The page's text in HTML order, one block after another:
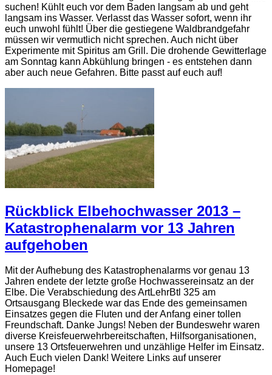
suchen! Kühlt euch vor dem Baden langsam ab und geht
langsam ins Wasser. Verlasst das Wasser sofort, wenn ihr
euch unwohl fühlt! Über die gestiegene Waldbrandgefahr
müssen wir vermutlich nicht sprechen. Auch nicht über
Experimente mit Spiritus am Grill. Die drohende Gewitterlage
am Sonntag kann Abkühlung bringen - es entstehen dann
aber auch neue Gefahren. Bitte passt auf euch auf!
Rückblick Elbehochwasser 2013 –
Katastrophenalarm vor 13 Jahren
aufgehoben
Mit der Aufhebung des Katastrophenalarms vor genau 13
Jahren endete der letzte große Hochwassereinsatz an der
Elbe. Die Verabschiedung des ArtLehrBtl 325 am
Ortsausgang Bleckede war das Ende des gemeinsamen
Einsatzes gegen die Fluten und der Anfang einer tollen
Freundschaft. Danke Jungs! Neben der Bundeswehr waren
diverse Kreisfeuerwehrbereitschaften, Hilfsorganisationen,
unsere 13 Ortsfeuerwehren und unzählige Helfer im Einsatz.
Auch Euch vielen Dank! Weitere Links auf unserer
Homepage!